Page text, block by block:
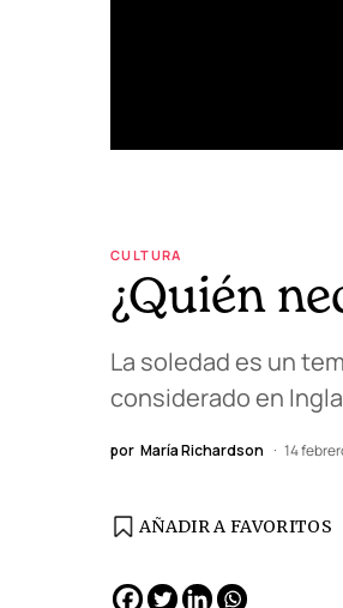
CULTURA
¿Quién
La soledad es un
considerado en
por María Richardson 14
AÑADIR A FAVORITOS